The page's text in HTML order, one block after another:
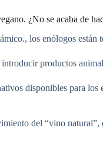
¿No se acaba de
los enólogos están
productos
disponibles para
del “vino